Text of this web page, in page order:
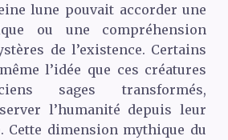
lune pouvait accorder une
ou une compréhension
de l’existence. Certains
l’idée que ces créatures
sages transformés,
l’humanité depuis leur
Cette dimension mythique du